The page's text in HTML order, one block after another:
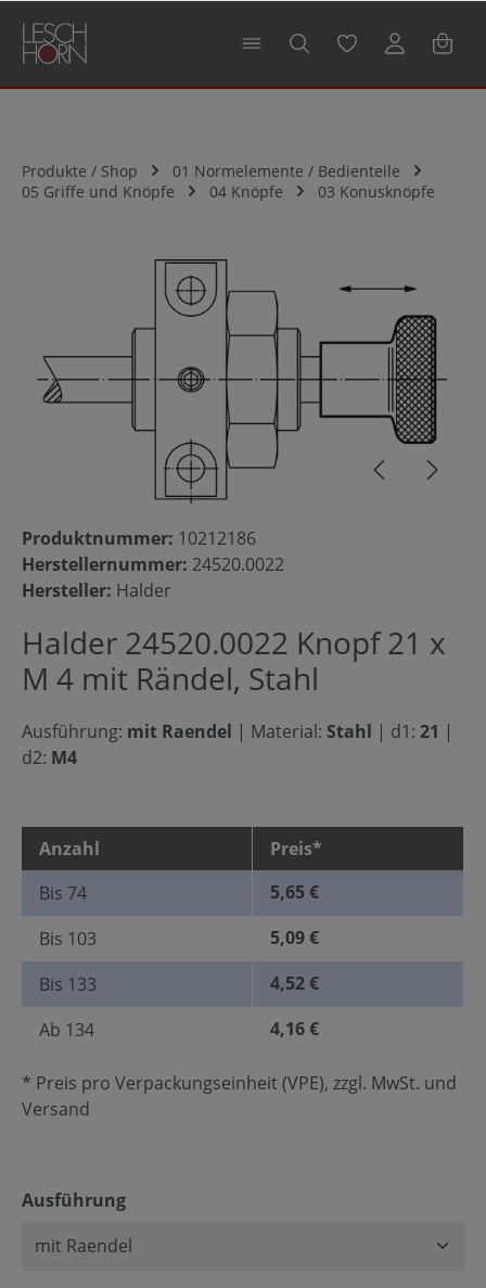
springen
Produkte / Shop
01 Normelemente / Bedienteile
05 Griffe und Knöpfe
04 Knöpfe 03 Konusknöpfe
Bildergalerie überspringen
Produktnummer: 10212186
Herstellernummer: 24520.0022
Hersteller: Halder
Halder 24520.0022 Knopf 21 x
M 4 mit Rändel, Stahl
Ausführung: mit Raendel | Material: Stahl | d1: 21 |
d2: M4
Anzahl
Preis*
Bis 74
5,65 €
Bis 103
5,09 €
Bis 133
4,52 €
Ab 134 4,16 €
* Preis pro Verpackungseinheit (VPE), zzgl. MwSt. und
Versand
Ausführungauswählen